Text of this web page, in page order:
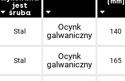
jest
śruba
Stal
Stal
Ocynk
galwaniczny
Ocynk
galwaniczny
140
165